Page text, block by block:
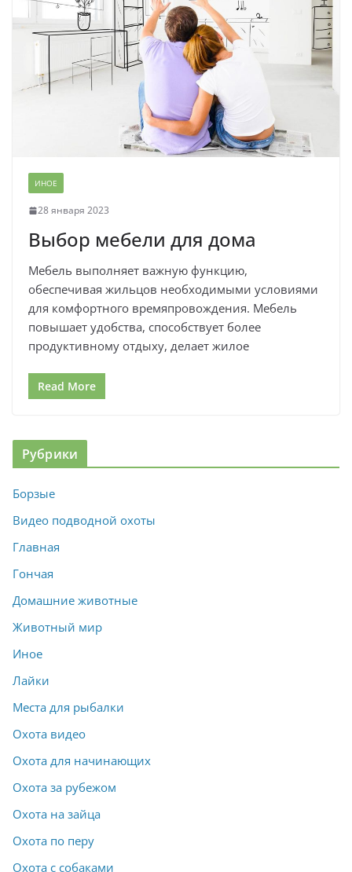
ИНОЕ
28 января 2023
Выбор мебели для дома
Мебель выполняет важную функцию,
обеспечивая жильцов необходимыми условиями
для комфортного времяпровождения. Мебель
повышает удобства, способствует более
продуктивному отдыху, делает жилое
Read More
Рубрики
Борзые
Видео подводной охоты
Главная
Гончая
Домашние животные
Животный мир
Иное
Лайки
Места для рыбалки
Охота видео
Охота для начинающих
Охота за рубежом
Охота на зайца
Охота по перу
Охота с собаками